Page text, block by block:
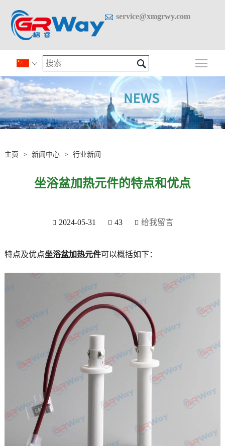
 service@xmgrwy.com
 
主页 > 新闻中心 > 行业新闻
坐浴盆加热元件的特点和优点
2024-05-31 43 给我留言
特点及优点坐浴盆加热元件可以概括如下：